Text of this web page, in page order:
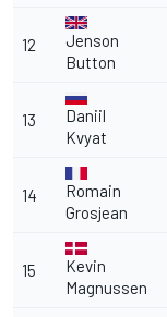
12
Jenson
Button
13
Daniil
Kvyat
14
Romain
Grosjean
15
Kevin
Magnussen